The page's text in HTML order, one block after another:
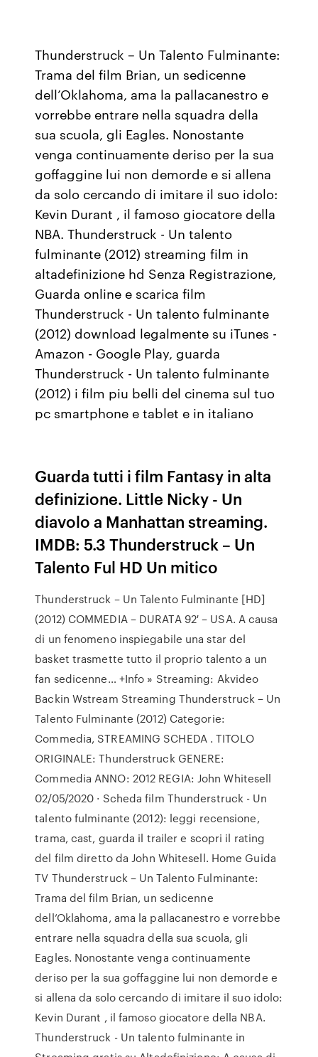
Thunderstruck – Un Talento Fulminante:
Trama del film Brian, un sedicenne
dell’Oklahoma, ama la pallacanestro e
vorrebbe entrare nella squadra della
sua scuola, gli Eagles. Nonostante
venga continuamente deriso per la sua
goffaggine lui non demorde e si allena
da solo cercando di imitare il suo idolo:
Kevin Durant , il famoso giocatore della
NBA. Thunderstruck - Un talento
fulminante (2012) streaming film in
altadefinizione hd Senza Registrazione,
Guarda online e scarica film
Thunderstruck - Un talento fulminante
(2012) download legalmente su iTunes -
Amazon - Google Play, guarda
Thunderstruck - Un talento fulminante
(2012) i film piu belli del cinema sul tuo
pc smartphone e tablet e in italiano
Guarda tutti i film Fantasy in alta
definizione. Little Nicky - Un
diavolo a Manhattan streaming.
IMDB: 5.3 Thunderstruck – Un
Talento Ful HD Un mitico
Thunderstruck – Un Talento Fulminante [HD]
(2012) COMMEDIA – DURATA 92′ – USA. A causa
di un fenomeno inspiegabile una star del
basket trasmette tutto il proprio talento a un
fan sedicenne… +Info » Streaming: Akvideo
Backin Wstream Streaming Thunderstruck – Un
Talento Fulminante (2012) Categorie:
Commedia, STREAMING SCHEDA . TITOLO
ORIGINALE: Thunderstruck GENERE:
Commedia ANNO: 2012 REGIA: John Whitesell
02/05/2020 · Scheda film Thunderstruck - Un
talento fulminante (2012): leggi recensione,
trama, cast, guarda il trailer e scopri il rating
del film diretto da John Whitesell. Home Guida
TV Thunderstruck – Un Talento Fulminante:
Trama del film Brian, un sedicenne
dell’Oklahoma, ama la pallacanestro e vorrebbe
entrare nella squadra della sua scuola, gli
Eagles. Nonostante venga continuamente
deriso per la sua goffaggine lui non demorde e
si allena da solo cercando di imitare il suo idolo:
Kevin Durant , il famoso giocatore della NBA.
Thunderstruck - Un talento fulminante in